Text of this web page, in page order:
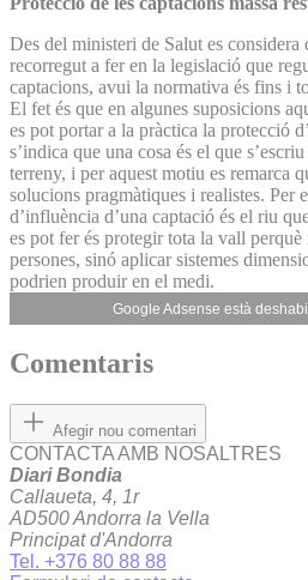
Des del ministeri de Salut es
recorregut a fer en la legislació que
captacions, avui la normativa és fins i
El fet és que en algunes suposicions
es pot portar a la pràctica la protecció
s’indica que una cosa és el que
terreny, i per aquest motiu es remarca
solucions pragmàtiques i realistes. Per
d’influència d’una captació és el riu
es pot fer és protegir tota la vall
persones, sinó aplicar sistemes
podrien produir en el medi.
Google Adsense està
Comentaris
Afegir nou comentari
CONTACTA AMB NOSALTRES
Diari Bondia
Callaueta, 4, 1r
AD500 Andorra la Vella
Principat d'Andorra
Tel. +376 80 88 88